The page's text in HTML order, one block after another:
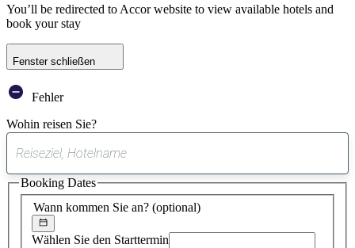
You’ll be redirected to Accor website to view available hotels and
book your stay
Fenster schließen
Fehler
Wohin reisen Sie?
gefundener
Vorschlag
Wann kommen Sie an? (optional)
Wählen Sie den Starttermin
Booking Dates